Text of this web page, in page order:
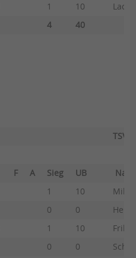
1 10
4
40
TSV
F A Sieg UB
1 10
0 0
1 10
0 0